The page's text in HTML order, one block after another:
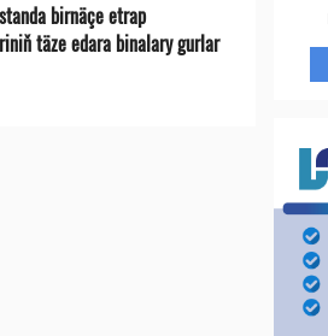
birnäçe etrap
täze edara binalary gurlar